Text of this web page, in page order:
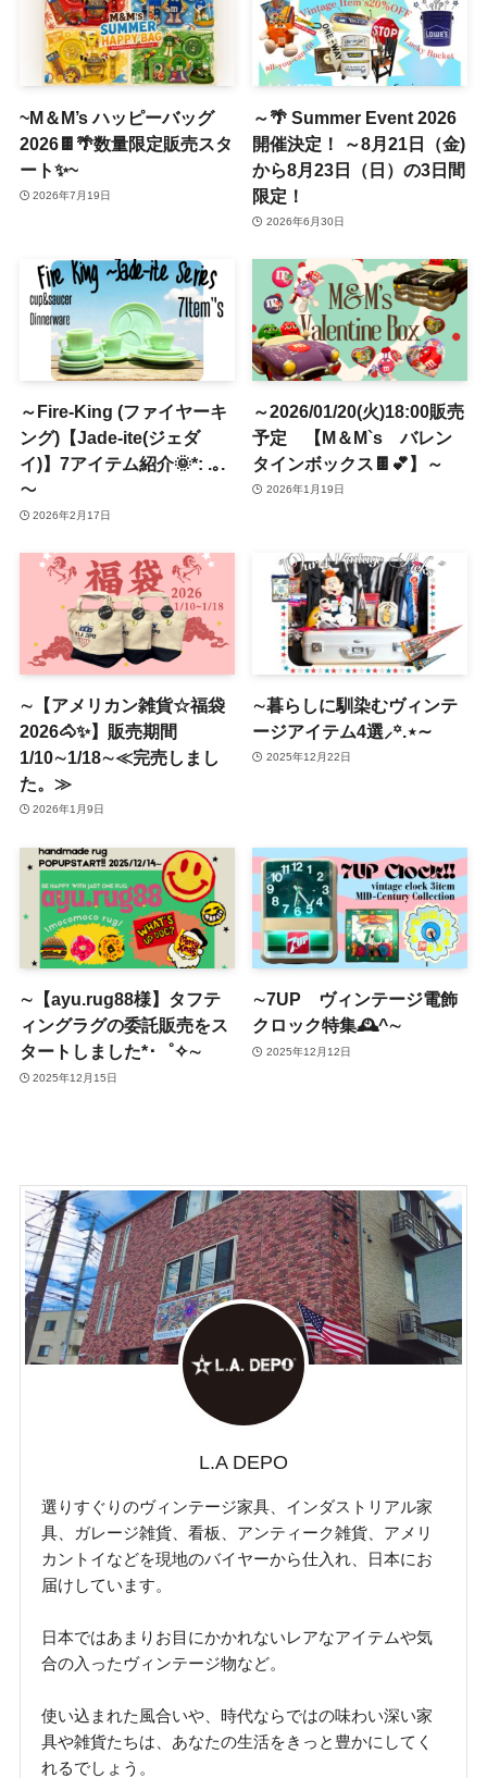
~M＆M’s ハッピーバッグ
2026🍫🌴数量限定販売スタ
ート✨~
2026年7月19日
～🌴 Summer Event 2026
開催決定！ ～8月21日（金)
から8月23日（日）の3日間
限定！
2026年6月30日
～Fire-King (ファイヤーキ
ング)【Jade-ite(ジェダ
イ)】7アイテム紹介🌞*: .｡.
～
2026年2月17日
～2026/01/20(火)18:00販売
予定 【M＆M`s バレン
タインボックス🍫💕】～
2026年1月19日
∼【アメリカン雑貨☆福袋
2026🐴✨】販売期間
1/10∼1/18∼≪完売しまし
た。≫
2026年1月9日
∼暮らしに馴染むヴィンテ
ージアイテム4選⸝꙳.⋆∼
2025年12月22日
∼【ayu.rug88様】タフテ
ィングラグの委託販売をス
タートしました*･゜✧∼
2025年12月15日
∼7UP ヴィンテージ電飾
クロック特集🕰^∼
2025年12月12日
L.A DEPO
選りすぐりのヴィンテージ家具、インダストリアル家
具、ガレージ雑貨、看板、アンティーク雑貨、アメリ
カントイなどを現地のバイヤーから仕入れ、日本にお
届けしています。
日本ではあまりお目にかかれないレアなアイテムや気
合の入ったヴィンテージ物など。
使い込まれた風合いや、時代ならではの味わい深い家
具や雑貨たちは、あなたの生活をきっと豊かにしてく
れるでしょう。